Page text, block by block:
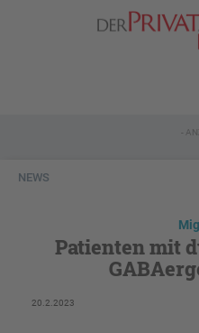
-
NEWS
Patienten mit
20.2.2023